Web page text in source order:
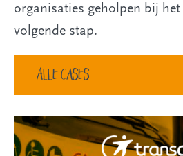
organisaties geholpen bij
volgende stap.
Alle cases